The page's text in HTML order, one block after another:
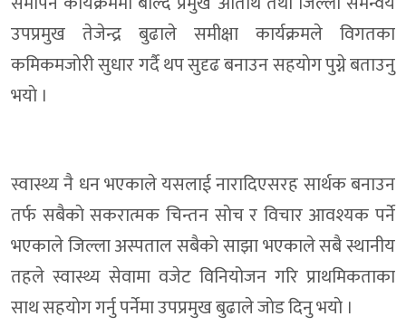
उपप्रमुख तेजेन्द्र बुढाले समीक्षा कार्यक्रमले विगतका
कमिकमजाेरी सुधार गर्दै थप सुदृढ बनाउन सहयाेग पुग्ने बताउनु
भयाे ।
स्वास्थ्य नै धन भएकाले यसलाई नारादिएसरह सार्थक बनाउन
तर्फ सबैकाे सकरात्मक चिन्तन साेच र विचार आवश्यक पर्ने
भएकाले जिल्ला अस्पताल सबैकाे साझा भएकाले सबै स्थानीय
तहले स्वास्थ्य सेवामा वजेट विनियोजन गरि प्राथमिकताका
साथ सहयाेग गर्नु पर्नेमा उपप्रमुख बुढाले जाेड दिनु भयाे ।